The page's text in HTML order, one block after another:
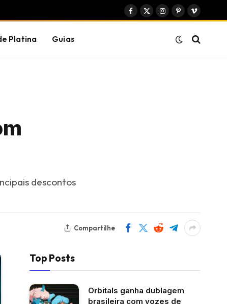
Facebook
X
Instagram
PinterestVimeo
Platina Guias
descontos
Compartilhe
Top Posts
Orbitals ganha dublagem
brasileira com vozes de